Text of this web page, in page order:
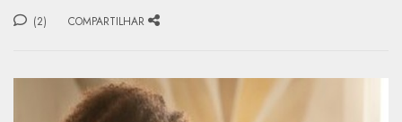
(2) COMPARTILHAR